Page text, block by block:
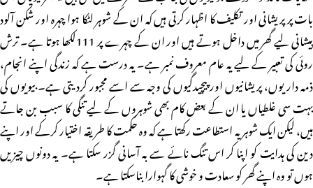
بات پر پریشانی اور تکلیف کا اظہار کرتی ہیں کہ ان کے شوہر لٹکا ہوا چہرہ اور شکن آلود
پیشانی لیے گھر میں داخل ہوتے ہیں اور ان کے چہرے پر 111لکھا ہوتا ہے۔ ترش
روئی کی تعبیر کے لیے یہ عام معروف نمبر ہے۔ یہ درست ہے کہ زندگی اپنے انجام،
ذمہ داریوں، پریشانیوں اور پیچیدگیوں کی وجہ سے اسے مجبور کردیتی ہے۔ بیویوں کی
بہت سی غلطیاں یا ان کے بعض کام بھی شوہروں کے لیے تنگی کا سبب بن جاتے
ہیں، لیکن ایک شوہر یہ استطاعت رکھتا ہے کہ وہ حکمت کا طریقہ اختیار کرکے اور اپنے
دین کی ہدایت کو اپنا کر اس تنگ نائے سے بہ آسانی گزر سکتا ہے۔ یہ دونوں چیزیں
ہوں تو وہ اپنے گھر کو سعادت و خوشی کا گہوارا بناسکتا ہے۔